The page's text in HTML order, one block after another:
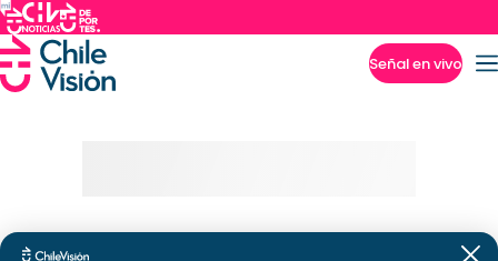
Señal en vivo